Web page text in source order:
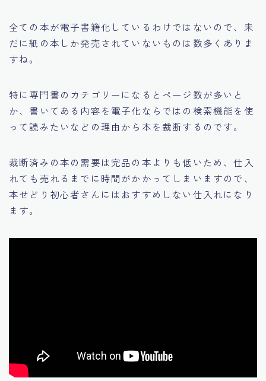
全ての本が電子書籍化しているわけではないので、未
だに紙の本しか発売されていないものは数多くありま
すね。
特に専門書のカテゴリーになるとページ数が多いと
か、書いてある内容を電子化ならではの検索機能を使
って読みたいなどの理由から本を裁断するのです。
裁断済みの本の需要は完品の本よりも低いため、仕入
れても売れるまでに時間がかかってしまいますので、
本せどり初心者さんにはおすすめしない仕入れになり
ます。